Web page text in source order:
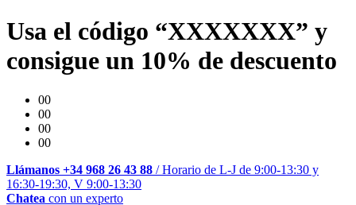
Usa el código “XXXXXXX” y
consigue un 10% de descuento
00
00
00
00
Llámanos +34 968 26 43 88 / Horario de L-J de 9:00-13:30 y
16:30-19:30, V 9:00-13:30
Chatea con un experto